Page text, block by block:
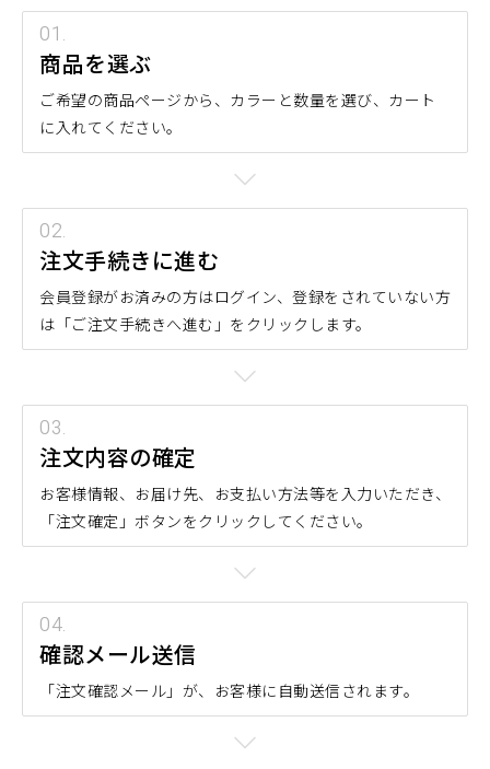
商品を選ぶ
ご希望の商品ページから、カラーと数量を選び、カート
に入れてください。
注文手続きに進む
会員登録がお済みの方はログイン、登録をされていない方
は「ご注文手続きへ進む」をクリックします。
注文内容の確定
お客様情報、お届け先、お支払い方法等を入力いただき、
「注文確定」ボタンをクリックしてください。
確認メール送信
「注文確認メール」が、お客様に自動送信されます。